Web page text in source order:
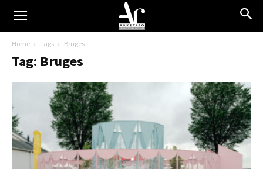
Home Tags Bruges
Tag: Bruges